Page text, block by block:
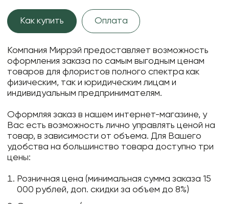
Как купить Оплата
Компания Миррэй предоставляет возможность
оформления заказа по самым выгодным ценам
товаров для флористов полного спектра как
физическим, так и юридическим лицам и
индивидуальным предпринимателям.
Оформляя заказ в нашем интернет-магазине, у
Вас есть возможность лично управлять ценой на
товар, в зависимости от объема. Для Вашего
удобства на большинство товара доступно три
цены:
Розничная цена (минимальная сумма заказа 15
000 рублей, доп. скидки за объем до 8%)